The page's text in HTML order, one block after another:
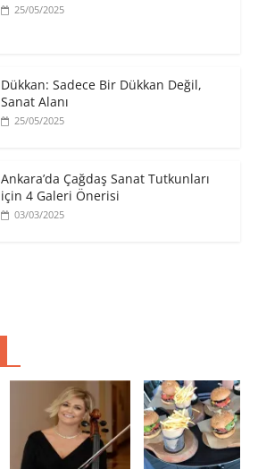
25/05/2025
​Dükkan: Sadece Bir Dükkan Değil,
Sanat Alanı
25/05/2025
Ankara’da Çağdaş Sanat Tutkunları
için 4 Galeri Önerisi
03/03/2025